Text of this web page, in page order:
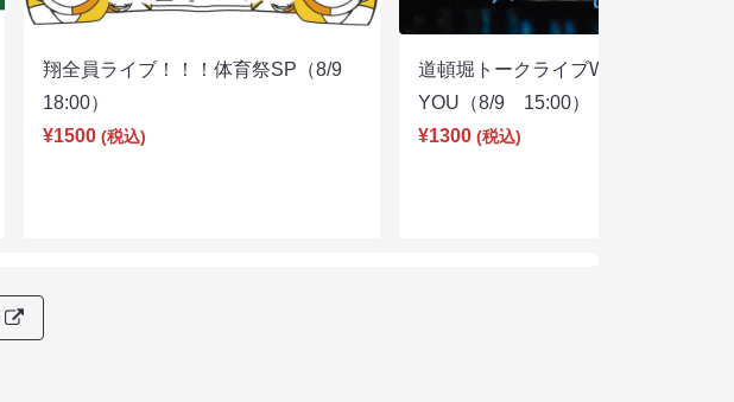
翔全員ライブ！！！体育祭SP（8/9
18:00）
¥1500 (税込)
道頓堀トークライブWITH
YOU（8/9 15:00）
¥1300 (税込)